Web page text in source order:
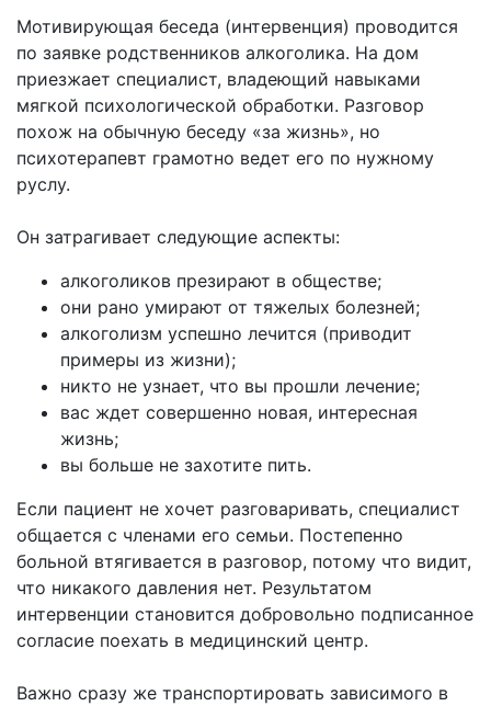
Мотивирующая беседа (интервенция) проводится
по заявке родственников алкоголика. На дом
приезжает специалист, владеющий навыками
мягкой психологической обработки. Разговор
похож на обычную беседу «за жизнь», но
психотерапевт грамотно ведет его по нужному
руслу.
Он затрагивает следующие аспекты:
алкоголиков презирают в обществе;
они рано умирают от тяжелых болезней;
алкоголизм успешно лечится (приводит
примеры из жизни);
никто не узнает, что вы прошли лечение;
вас ждет совершенно новая, интересная
жизнь;
вы больше не захотите пить.
Если пациент не хочет разговаривать, специалист
общается с членами его семьи. Постепенно
больной втягивается в разговор, потому что видит,
что никакого давления нет. Результатом
интервенции становится добровольно подписанное
согласие поехать в медицинский центр.
Важно сразу же транспортировать зависимого в